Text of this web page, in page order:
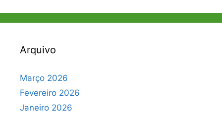
Arquivo
Março 2026
Fevereiro 2026
Janeiro 2026